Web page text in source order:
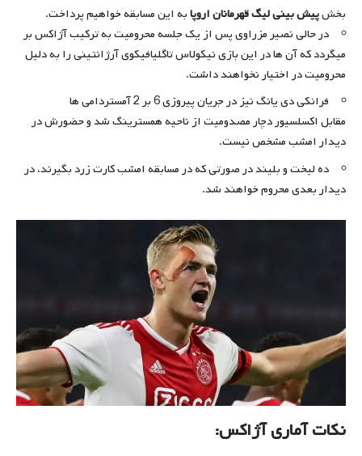
بخشپیش بینی لیگ قهرمانان اروپابه این مسابقه خواهیم پرداخت.
در حالی نصیر مزراوی پس از یک جلسه محرومیت به ترکیب آژاکس بر
میگردد که آن ها در این بازی نیکولاس تاگلیافیکوی آرژانتینی را به دلیل
محرومیت در اختیار نخواهند داشت.
فرانکی دی یانگ نیز در جریان پیروزی 6 بر 2 آمستردامی ها
مقابل اکسلسیور دچار مصدومیت از ناحیه همسترینگ شد و حضورش در
دیدار امشب مشخص نیست.
ده لیخت و بلیند در صورتی که در مسابقه امشب کارت زرد بگیرند، در
دیدار بعدی محروم خواهند شد.
نکات آماری آژاکس: